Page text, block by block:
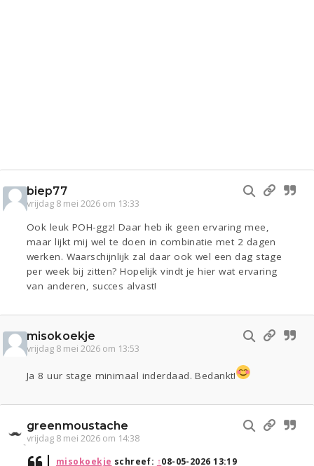
biep77
vrijdag 8 mei 2026 om 13:33
Ook leuk POH-ggz! Daar heb ik geen ervaring mee,
maar lijkt mij wel te doen in combinatie met 2 dagen
werken. Waarschijnlijk zal daar ook wel een dag stage
per week bij zitten? Hopelijk vindt je hier wat ervaring
van anderen, succes alvast!
misokoekje
vrijdag 8 mei 2026 om 13:53
Ja 8 uur stage minimaal inderdaad. Bedankt!
greenmoustache
vrijdag 8 mei 2026 om 14:38
misokoekje schreef: ↑08-05-2026 13:19